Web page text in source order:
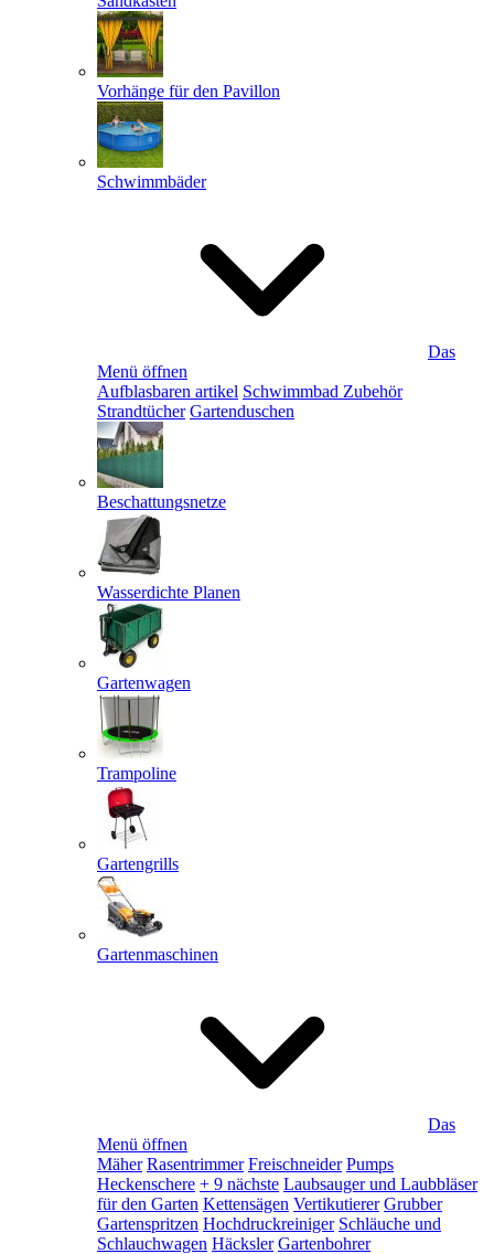
Vorhänge für den Pavillon
Schwimmbäder
Das
Menü öffnen
Aufblasbaren artikel Schwimmbad Zubehör
Strandtücher Gartenduschen
Beschattungsnetze
Wasserdichte Planen
Gartenwagen
Trampoline
Gartengrills
Gartenmaschinen
Das
Menü öffnen
Mäher Rasentrimmer Freischneider Pumps
Heckenschere + 9 nächste Laubsauger und Laubbläser
für den Garten Kettensägen Vertikutierer Grubber
Gartenspritzen Hochdruckreiniger Schläuche und
Schlauchwagen Häcksler Gartenbohrer